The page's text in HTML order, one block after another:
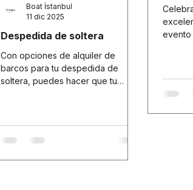
Despedida de soltera
Con opciones de alquiler de
barcos para tu despedida de
soltera, puedes hacer que tu
Boat İstanbul
11 dic 2025
evento